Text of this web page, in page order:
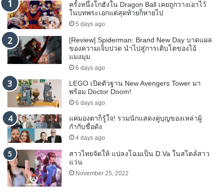
ครั้งหนึ่งโกฮังใน Dragon Ball เคยถูกวางเอาไว้
ในบทพระเอกแต่สุดท้ายก็หายไป
5 days ago
[Review] Spiderman: Brand New Day บาดแผล
ของความเจ็บปวด นำไปสู่การเติบโตของไอ้
แมงมุม
6 days ago
LEGO เปิดตัวฐาน New Avengers Tower มา
พร้อม Doctor Doom!
6 days ago
แค่มองตาก็รู้ใจ! รวมนักแสดงคู่บุญของเหล่าผู้
กำกับชื่อดัง
4 days ago
สาวไทยจัดให้ แปลงโฉมเป็น D.Va ในสไตล์สาว
แว่น
November 25, 2022